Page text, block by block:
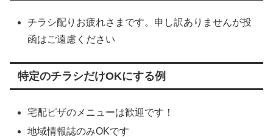
チラシ配りお疲れさまです。申し訳ありませんが投
函はご遠慮ください
特定のチラシだけOKにする例
宅配ピザのメニューは歓迎です！
地域情報誌のみOKです